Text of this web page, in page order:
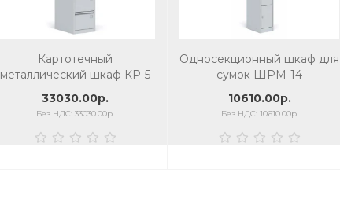
Картотечный
металлический шкаф КР-5
33030.00р.
Без НДС: 33030.00р.
Односекционный шкаф для
сумок ШРМ-14
10610.00р.
Без НДС: 10610.00р.